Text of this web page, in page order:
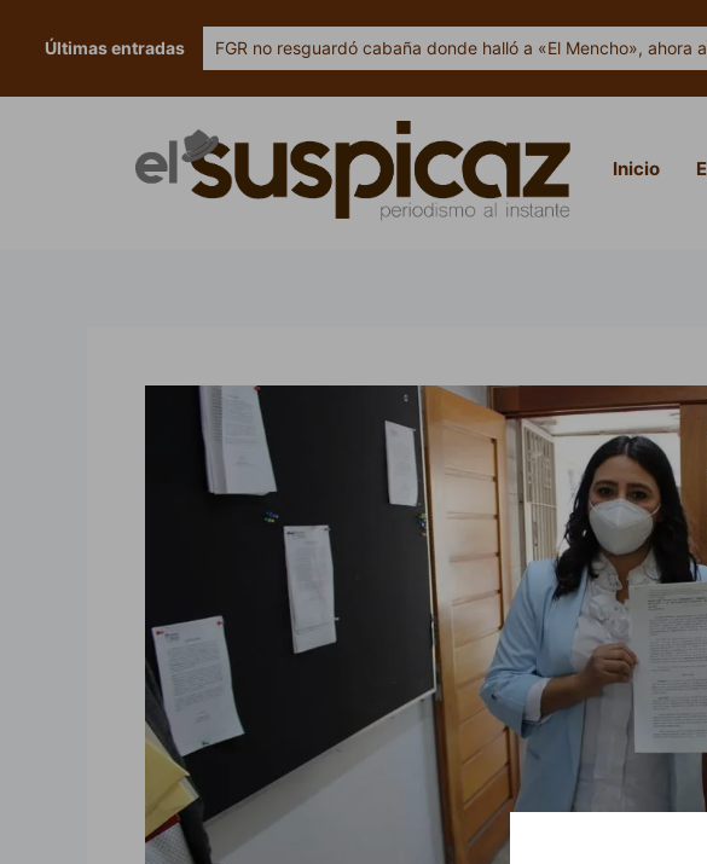
Últimas entradas FGR no resguardó cabaña donde halló a «El Mencho», ahora
Inicio